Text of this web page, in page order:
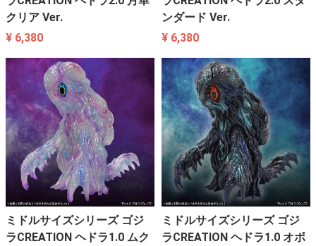
クリア Ver.
¥ 6,380
ンダード Ver.
¥ 6,380
ミドルサイズシリーズ ゴジ
ラCREATION ヘドラ1.0 ムク
ミドルサイズシリーズ ゴジ
ラCREATION ヘドラ1.0 オボ